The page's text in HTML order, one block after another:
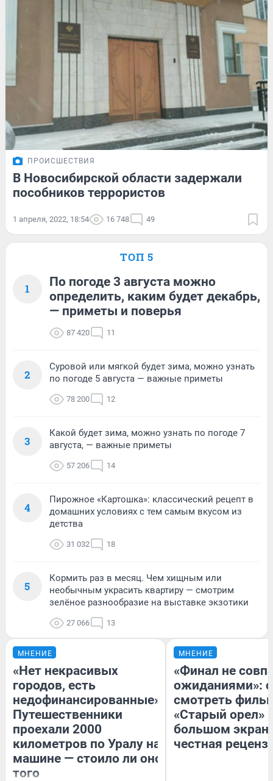
ПРОИСШЕСТВИЯ
В Новосибирской области задержали
пособников террористов
1 апреля, 2022, 18:54 16 748 49
ТОП 5
1
По погоде 3 августа можно
определить, каким будет декабрь,
— приметы и поверья
87 420 11
2
Суровой или мягкой будет зима, можно узнать
по погоде 5 августа — важные приметы
78 200 12
3
Какой будет зима, можно узнать по погоде 7
августа, — важные приметы
57 206 14
4
Пирожное «Картошка»: классический рецепт в
домашних условиях с тем самым вкусом из
детства
31 032 18
5
Кормить раз в месяц. Чем хищным или
необычным украсить квартиру — смотрим
зелёное разнообразие на выставке экзотики
27 066 13
МНЕНИЕ
«Нет некрасивых
городов, есть
недофинансированные».
Путешественники
проехали 2000
километров по Уралу на
машине — стоило ли оно
того
МНЕНИЕ
«Финал не
ожиданиями»:
смотреть
«Старый орел»
большом
честная